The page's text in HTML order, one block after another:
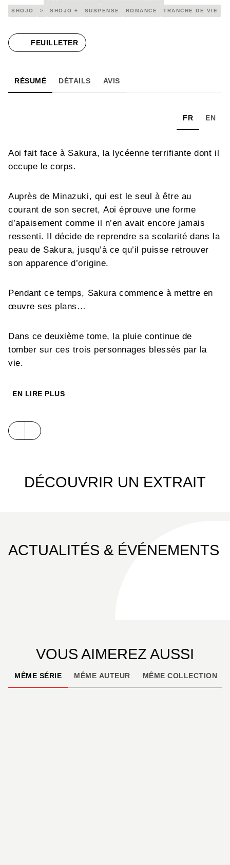
SHOJO > SHOJO + SUSPENSE ROMANCE TRANCHE DE VIE
FEUILLETER
RÉSUMÉ DÉTAILS AVIS
FR EN
Aoi fait face à Sakura, la lycéenne terrifiante dont il
occupe le corps.
Auprès de Minazuki, qui est le seul à être au
courant de son secret, Aoi éprouve une forme
d’apaisement comme il n’en avait encore jamais
ressenti. Il décide de reprendre sa scolarité dans la
peau de Sakura, jusqu’à ce qu’il puisse retrouver
son apparence d’origine.
Pendant ce temps, Sakura commence à mettre en
œuvre ses plans…
Dans ce deuxième tome, la pluie continue de
tomber sur ces trois personnages blessés par la
vie.
EN LIRE PLUS
DÉCOUVRIR UN EXTRAIT
ACTUALITÉS & ÉVÉNEMENTS
VOUS AIMEREZ AUSSI
MÊME SÉRIE MÊME AUTEUR MÊME COLLECTION